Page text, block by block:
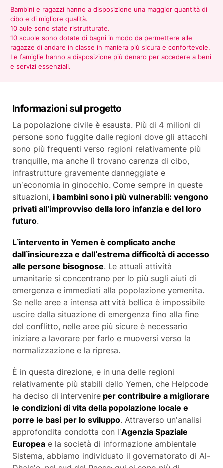
Bambini e ragazzi hanno a disposizione una maggior quantità di
cibo e di migliore qualità.
10 aule sono state ristrutturate.
10 scuole sono dotate di bagni in modo da permettere alle
ragazze di andare in classe in maniera più sicura e confortevole.
Le famiglie hanno a disposizione più denaro per accedere a beni
e servizi essenziali.
Informazioni sul progetto
La popolazione civile è esausta. Più di 4 milioni di
persone sono fuggite dalle regioni dove gli attacchi
sono più frequenti verso regioni relativamente più
tranquille, ma anche lì trovano carenza di cibo,
infrastrutture gravemente danneggiate e
un’economia in ginocchio. Come sempre in queste
situazioni, i bambini sono i più vulnerabili: vengono
privati all’improvviso della loro infanzia e del loro
futuro.
L’intervento in Yemen è complicato anche
dall’insicurezza e dall’estrema difficoltà di accesso
alle persone bisognose. Le attuali attività
umanitarie si concentrano per lo più sugli aiuti di
emergenza e immediati alla popolazione yemenita.
Se nelle aree a intensa attività bellica è impossibile
uscire dalla situazione di emergenza fino alla fine
del conflitto, nelle aree più sicure è necessario
iniziare a lavorare per farlo e muoversi verso la
normalizzazione e la ripresa.
È in questa direzione, e in una delle regioni
relativamente più stabili dello Yemen, che Helpcode
ha deciso di intervenireper contribuire a migliorare
le condizioni di vita della popolazione locale e
porre le basi per lo sviluppo. Attraverso un’analisi
approfondita condotta con l’Agenzia Spaziale
Europeae la società di informazione ambientale
Sistema, abbiamo individuato il governatorato di Al-